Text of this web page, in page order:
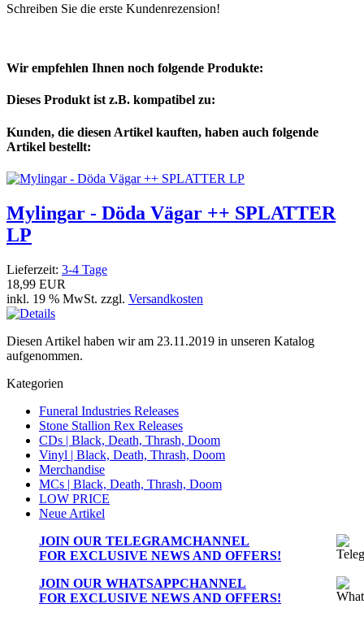
Schreiben Sie die erste Kundenrezension!
Wir empfehlen Ihnen noch folgende Produkte:
Dieses Produkt ist z.B. kompatibel zu:
Kunden, die diesen Artikel kauften, haben auch folgende
Artikel bestellt:
Mylingar - Döda Vägar ++ SPLATTER
LP
Lieferzeit: 3-4 Tage
18,99 EUR
inkl. 19 % MwSt. zzgl. Versandkosten
Diesen Artikel haben wir am 23.11.2019 in unseren Katalog
aufgenommen.
Kategorien
Funeral Industries Releases
Stone Stallion Rex Releases
CDs | Black, Death, Thrash, Doom
Vinyl | Black, Death, Thrash, Doom
Merchandise
MCs | Black, Death, Thrash, Doom
LOW PRICE
Neue Artikel
JOIN OUR TELEGRAMCHANNEL
FOR EXCLUSIVE NEWS AND OFFERS!
JOIN OUR WHATSAPPCHANNEL
FOR EXCLUSIVE NEWS AND OFFERS!